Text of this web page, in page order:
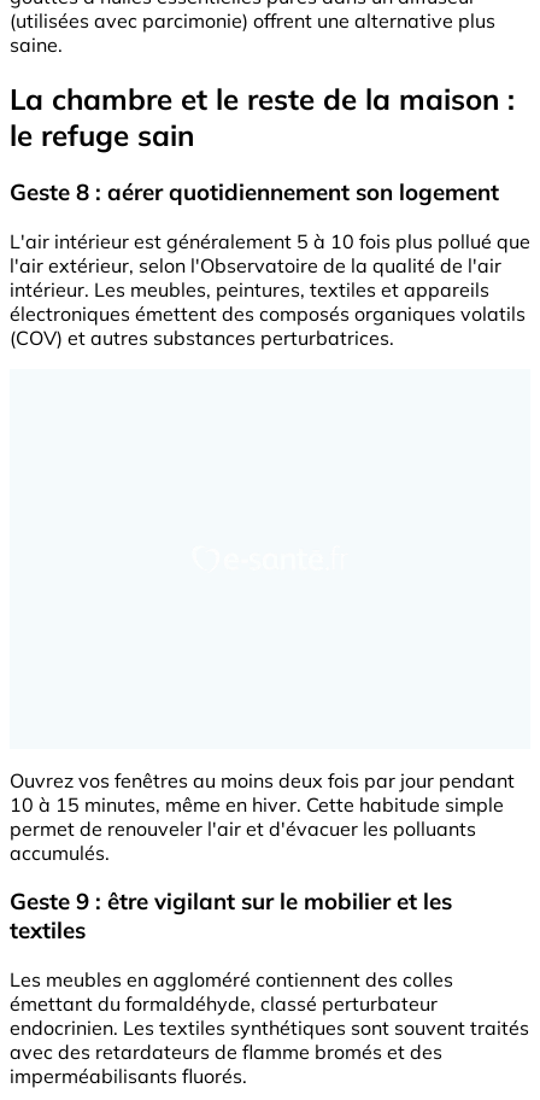
(utilisées avec parcimonie) offrent une alternative plus
saine.
La chambre et le reste de la maison :
le refuge sain
Geste 8 : aérer quotidiennement son logement
L'air intérieur est généralement 5 à 10 fois plus pollué que
l'air extérieur, selon l'Observatoire de la qualité de l'air
intérieur. Les meubles, peintures, textiles et appareils
électroniques émettent des composés organiques volatils
(COV) et autres substances perturbatrices.
Ouvrez vos fenêtres au moins deux fois par jour pendant
10 à 15 minutes, même en hiver. Cette habitude simple
permet de renouveler l'air et d'évacuer les polluants
accumulés.
Geste 9 : être vigilant sur le mobilier et les
textiles
Les meubles en aggloméré contiennent des colles
émettant du formaldéhyde, classé perturbateur
endocrinien. Les textiles synthétiques sont souvent traités
avec des retardateurs de flamme bromés et des
imperméabilisants fluorés.